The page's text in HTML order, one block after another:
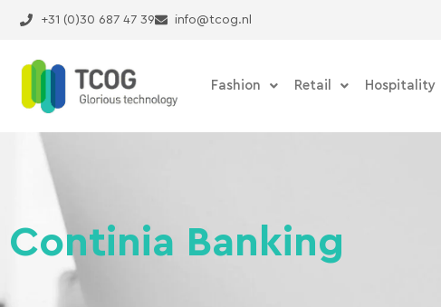
naar
inhoud
+31 (0)30 687 47 39 info@tcog.nl
Fashion Retail Hospitality
Continia Banking